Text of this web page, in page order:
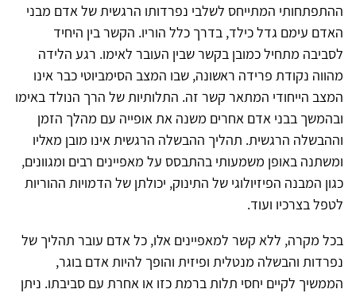
ההתפתחותי המתייחס לשלבי נפרדותו הרגשית של אדם מבני
האדם עימם גדל כילד, בדרך כלל הוריו. הקשר בין היחיד
לסביבה מתחיל כמובן בקשר שבין העובר לאימו. רגע הלידה
מהווה נקודת פרידה ראשונה, שבו המצב הסימביוטי כבר אינו
המצב הייחודי המתאר קשר זה. התלותיות של הרך הנולד באימו
ובהמשך בבני אדם אחרים משנה את אופייה עם מהלך הזמן
וההבשלה הרגשית. תהליך ההבשלה הרגשית אינו מובן מאליו
ומשתנה באופן משמעותי בהתבסס על מאפיינים רבים ומגוונים,
כגון המבנה הפיזיולוגי של התינוק, יכולתן של הדמויות ההוריות
לטפל בצרכיו ועוד.
בכל מקרה, ללא קשר למאפיינים אלו, כל אדם עובר תהליך של
נפרדות והבשלה מנטלית ופיזית והופך להיות אדם בוגר,
הממשיך לקיים יחסי תלות ברמת כזו או אחרת עם סביבתו. ניתן